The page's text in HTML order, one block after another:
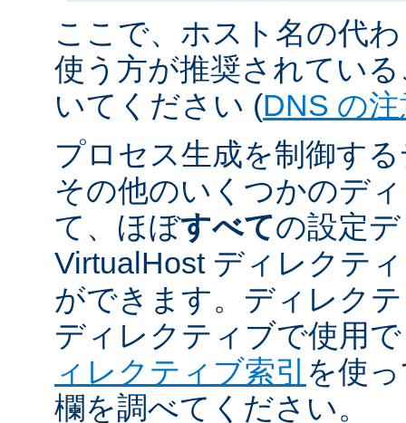
ここで、ホスト名の代
使う方が推奨されてい
いてください (DNS の
プロセス生成を制御す
その他のいくつかのデ
て、ほぼすべての設定
VirtualHost ディレクテ
ができます。ディレク
ディレクティブで使用
ィレクティブ索引 を使
欄を調べてください。